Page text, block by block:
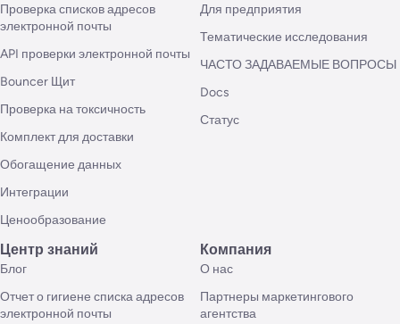
Проверка списков адресов
электронной почты
API проверки электронной почты
Bouncer Щит
Проверка на токсичность
Комплект для доставки
Обогащение данных
Интеграции
Ценообразование
Для предприятия
Тематические исследования
ЧАСТО ЗАДАВАЕМЫЕ ВОПРОСЫ
Docs
Статус
Центр знаний
Блог
Отчет о гигиене списка адресов
электронной почты
Компания
О нас
Партнеры маркетингового
агентства